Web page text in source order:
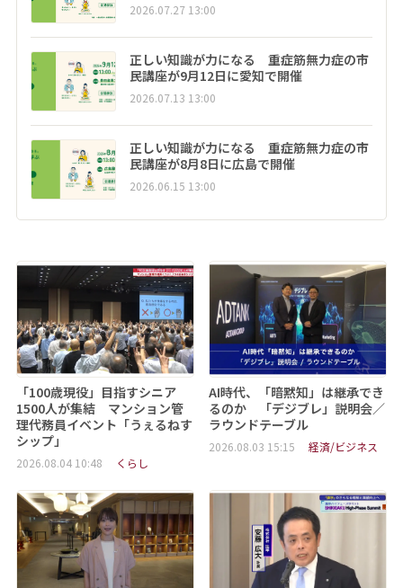
2026.07.27 13:00
正しい知識が力になる 重症筋無力症の市
民講座が9月12日に愛知で開催
2026.07.13 13:00
正しい知識が力になる 重症筋無力症の市
民講座が8月8日に広島で開催
2026.06.15 13:00
「100歳現役」目指すシニア
1500人が集結 マンション管
理代務員イベント「うぇるねす
シップ」
2026.08.04 10:48 くらし
AI時代、「暗黙知」は継承でき
るのか 「デジブレ」説明会／
ラウンドテーブル
2026.08.03 15:15 経済/ビジネス